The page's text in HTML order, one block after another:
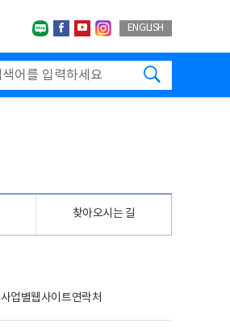
네이버블로그
페이스북
유투브인스타그랩
ENGLISH
찾아오시는 길
사업별웹사이트연락처